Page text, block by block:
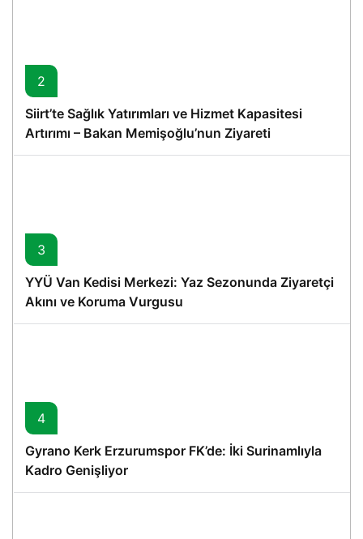
2
Siirt’te Sağlık Yatırımları ve Hizmet Kapasitesi
Artırımı – Bakan Memişoğlu’nun Ziyareti
3
YYÜ Van Kedisi Merkezi: Yaz Sezonunda Ziyaretçi
Akını ve Koruma Vurgusu
4
Gyrano Kerk Erzurumspor FK’de: İki Surinamlıyla
Kadro Genişliyor